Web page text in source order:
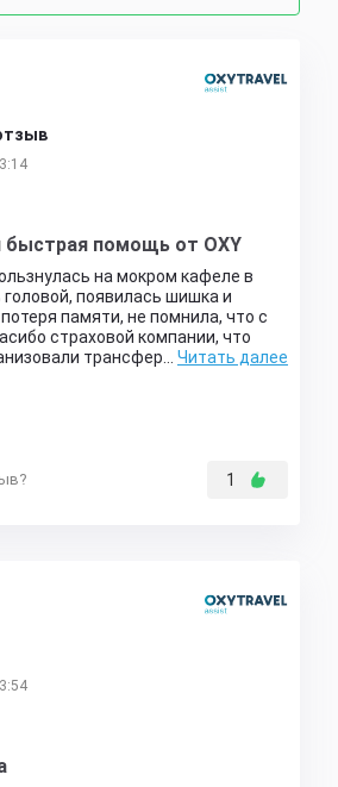
быстрая помощь от OXY
на мокром кафеле в
появилась шишка и
памяти, не помнила, что с
страховой компании, что
трансфер… Читать далее
1